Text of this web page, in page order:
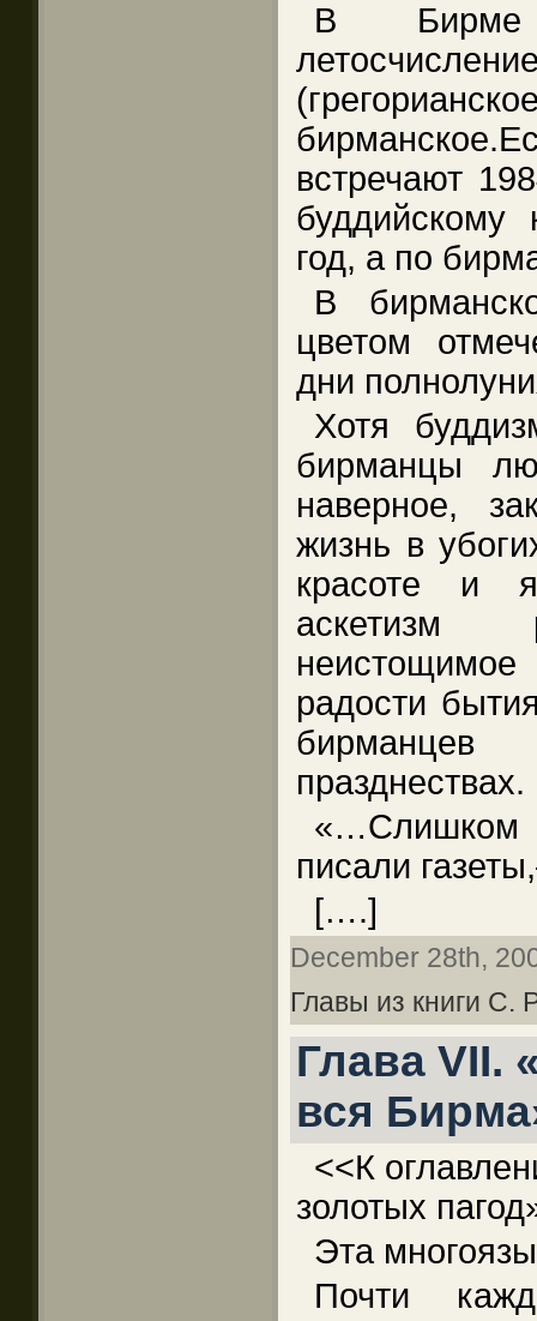
В Бирме
встречают
буддийскому
год, а по
В
цветом
дни
Хотя
бирманцы
наверное,
жизнь в
красоте и
аскетизм
радости
празднествах.
писали
[….]
December 28th,
Главы из книги С.
Глава VII.
вся
<<К
золотых
Эта
Почти